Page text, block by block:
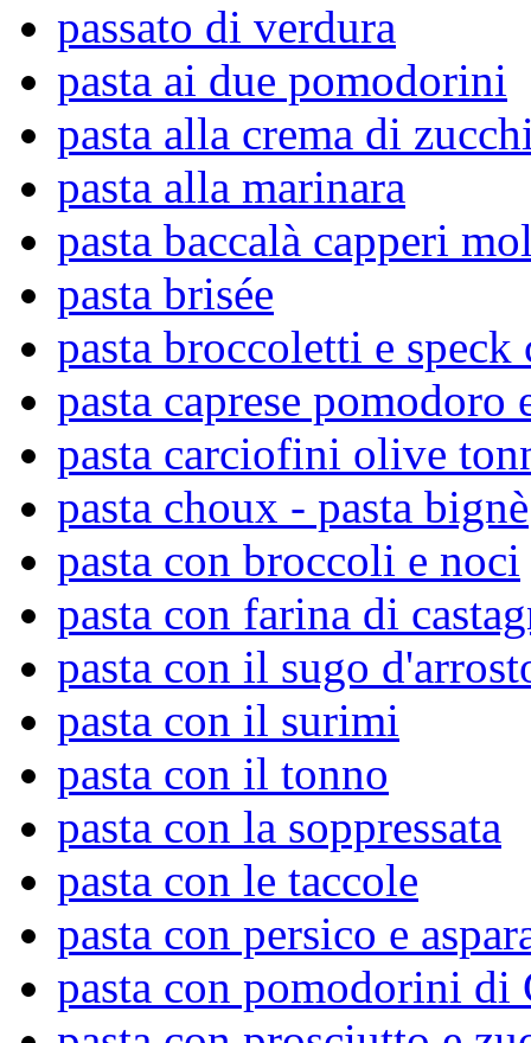
passato di verdura
pasta ai due pomodorini
pasta alla crema di
pasta alla marinara
pasta baccalà capperi
pasta brisée
pasta broccoletti e speck
pasta caprese pomodoro
pasta carciofini olive
pasta choux - pasta bignè
pasta con broccoli e noci
pasta con farina di
pasta con il sugo
pasta con il surimi
pasta con il tonno
pasta con la soppressata
pasta con le taccole
pasta con persico e
pasta con pomodorini di